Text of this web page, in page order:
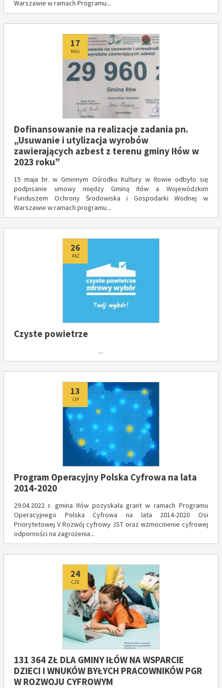
Warszawie w ramach Programu...
Dodano
17
MAJ
Dofinansowanie na realizacje zadania pn.
„Usuwanie i utylizacja wyrobów
zawierających azbest z terenu gminy Iłów w
2023 roku”
15 maja br. w Gminnym Ośrodku Kultury w Iłowie odbyło się
podpisanie umowy między Gminą Iłów a Wojewódzkim
Funduszem Ochrony Środowiska i Gospodarki Wodnej w
Warszawie w ramach programu...
Dodano
26
PAŹ
Czyste powietrze
...
Dodano
13
LIP
Program Operacyjny Polska Cyfrowa na lata
2014-2020
29.04.2022 r. gmina Iłów pozyskała grant w ramach Programu
Operacyjnego Polska Cyfrowa na lata 2014-2020 Osi
Priorytetowej V Rozwój cyfrowy JST oraz wzmocnienie cyfrowej
odporności na zagrożenia...
Dodano
24
CZE
131 364 ZŁ DLA GMINY IŁÓW NA WSPARCIE
DZIECI I WNUKÓW BYŁYCH PRACOWNIKÓW PGR
W ROZWOJU CYFROWYM